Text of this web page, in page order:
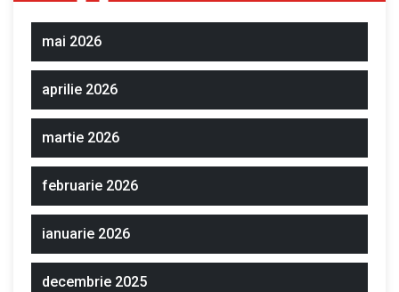
mai 2026
aprilie 2026
martie 2026
februarie 2026
ianuarie 2026
decembrie 2025